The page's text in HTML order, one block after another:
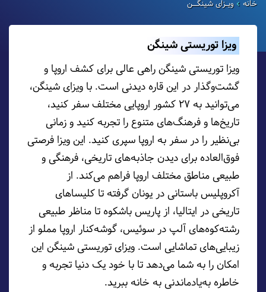
خانه ویـزای شینگــن
ویزا توریستی شینگن
ویزا توریستی شینگن راهی عالی برای کشف اروپا و
گشت‌وگذار در این قاره دیدنی است. با ویزای شینگن،
می‌توانید به ۲۷ کشور اروپایی مختلف سفر کنید،
تاریخ‌ها و فرهنگ‌های متنوع را تجربه کنید و زمانی
بی‌نظیر را در سفر به اروپا سپری کنید. این ویزا فرصتی
فوق‌العاده برای دیدن جاذبه‌های تاریخی، فرهنگی و
طبیعی مناطق مختلف اروپا فراهم می‌کند. از
آکروپلیس باستانی در یونان گرفته تا کلیساهای
تاریخی در ایتالیا، از پاریس باشکوه تا مناظر طبیعی
رشته‌کوه‌های آلپ‌ در سوئیس، گوشه‌کنار اروپا مملو از
زیبایی‌های تماشایی است. ویزای توریستی شینگن این
امکان را به شما می‌دهد تا با خود یک دنیا تجربه و
خاطره به‌یادماندنی به خانه ببرید.